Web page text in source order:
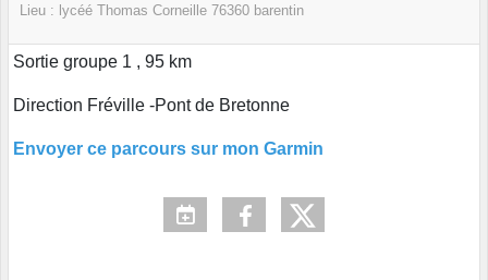
Lieu : lycéé Thomas Corneille 76360 barentin
Sortie groupe 1 , 95 km
Direction Fréville -Pont de Bretonne
Envoyer ce parcours sur mon Garmin